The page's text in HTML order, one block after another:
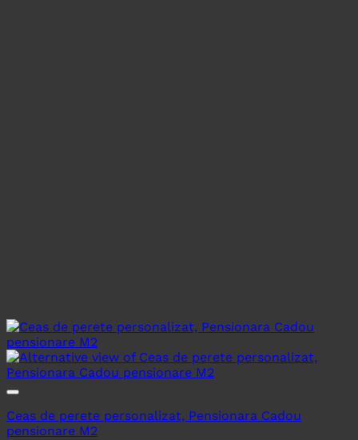
Ceas de perete personalizat, Pensionara Cadou
pensionare M2